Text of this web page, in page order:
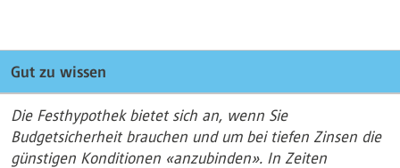
Gut zu wissen
Die Festhypothek bietet sich an, wenn Sie
Budgetsicherheit brauchen und um bei tiefen Zinsen die
günstigen Konditionen «anzubinden». In Zeiten